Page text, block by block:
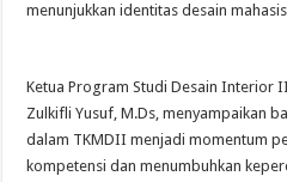
menunjukkan identitas desain
Ketua Program Studi Desain Interior
Zulkifli Yusuf, M.Ds, menyampaikan
dalam TKMDII menjadi momentum
kompetensi dan menumbuhkan